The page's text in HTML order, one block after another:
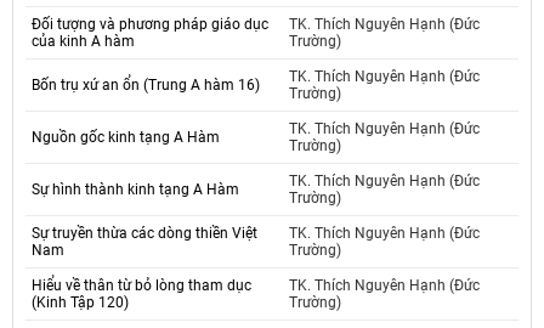
Đối tượng và phương pháp giáo dục
của kinh A hàm
TK. Thích Nguyên Hạnh (Đức
Trường)
Bốn trụ xứ an ổn (Trung A hàm 16)
TK. Thích Nguyên Hạnh (Đức
Trường)
Nguồn gốc kinh tạng A Hàm
TK. Thích Nguyên Hạnh (Đức
Trường)
Sự hình thành kinh tạng A Hàm
TK. Thích Nguyên Hạnh (Đức
Trường)
Sự truyền thừa các dòng thiền Việt
Nam
TK. Thích Nguyên Hạnh (Đức
Trường)
Hiểu về thân từ bỏ lòng tham dục
(Kinh Tập 120)
TK. Thích Nguyên Hạnh (Đức
Trường)